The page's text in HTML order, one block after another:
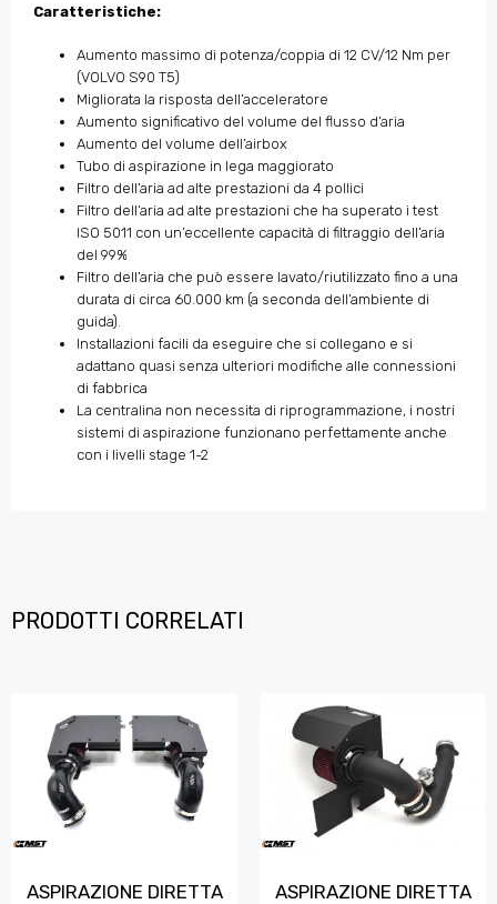
Caratteristiche:
Aumento massimo di potenza/coppia di 12 CV/12 Nm per
(VOLVO S90 T5)
Migliorata la risposta dell’acceleratore
Aumento significativo del volume del flusso d’aria
Aumento del volume dell’airbox
Tubo di aspirazione in lega maggiorato
Filtro dell’aria ad alte prestazioni da 4 pollici
Filtro dell’aria ad alte prestazioni che ha superato i test
ISO 5011 con un’eccellente capacità di filtraggio dell’aria
del 99%
Filtro dell’aria che può essere lavato/riutilizzato fino a una
durata di circa 60.000 km (a seconda dell’ambiente di
guida).
Installazioni facili da eseguire che si collegano e si
adattano quasi senza ulteriori modifiche alle connessioni
di fabbrica
La centralina non necessita di riprogrammazione, i nostri
sistemi di aspirazione funzionano perfettamente anche
con i livelli stage 1-2
PRODOTTI CORRELATI
ASPIRAZIONE DIRETTA
ASPIRAZIONE DIRETTA